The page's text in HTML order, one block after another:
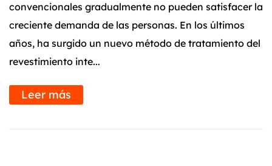
convencionales gradualmente no pueden satisfacer la
creciente demanda de las personas. En los últimos
años, ha surgido un nuevo método de tratamiento del
revestimiento inte...
Leer más